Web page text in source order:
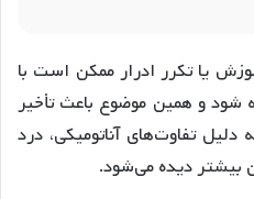
سوزش یا تکرر ادرار ممکن است با
شود و همین موضوع باعث تأخیر
تفاوت‌های آناتومیکی، درد
بیشتر دیده می‌شود.